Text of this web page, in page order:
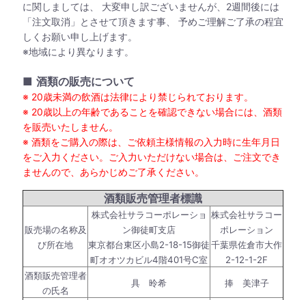
に関しましては、 大変申し訳ございませんが、2週間後には
「注文取消」とさせて頂きます事、 予めご理解ご了承の程宜
しくお願い申し上げます。
※地域により異なります。
■ 酒類の販売について
※ 20歳未満の飲酒は法律により禁じられております。
※ 20歳以上の年齢であることを確認できない場合には、酒類
を販売いたしません。
※ 酒類をご購入の際は、ご依頼主様情報の入力時に生年月日
をご入力ください。ご入力いただけない場合は、ご注文でき
ませんので、あらかじめご了承ください。
酒類販売管理者標識
販売場の名称及
び所在地
株式会社サラコーポレーショ
ン御徒町支店
東京都台東区小島2-18-15御徒
町オオツカビル4階401号C室
株式会社サラコー
ポレーション
千葉県佐倉市大作
2-12-1-2F
酒類販売管理者
の氏名
具 昤希 捧 美津子